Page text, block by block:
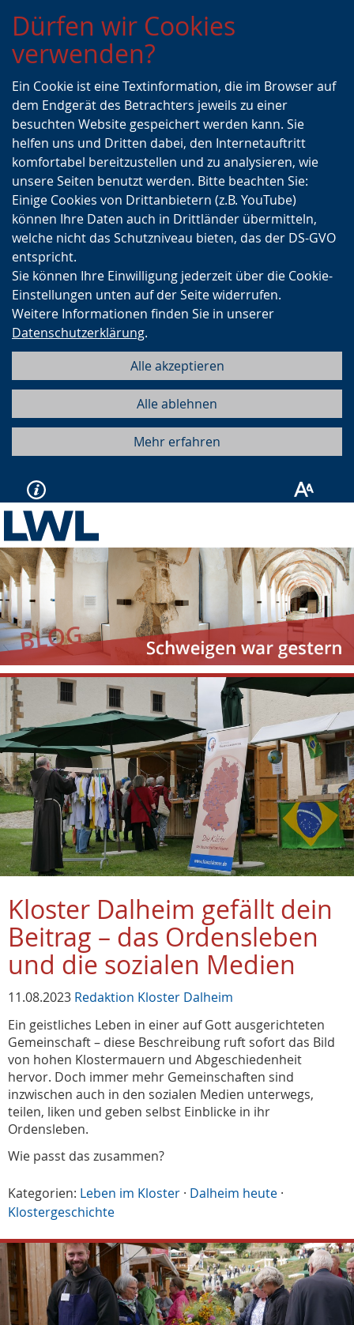
Zur
Hauptnavigation
Zur
Seitennavigation
Zum
Inhalt
Dürfen wir Cookies
verwenden?
Ein Cookie ist eine Textinformation, die im Browser auf
dem Endgerät des Betrachters jeweils zu einer
besuchten Website gespeichert werden kann. Sie
helfen uns und Dritten dabei, den Internetauftritt
komfortabel bereitzustellen und zu analysieren, wie
unsere Seiten benutzt werden. Bitte beachten Sie:
Einige Cookies von Drittanbietern (z.B. YouTube)
können Ihre Daten auch in Drittländer übermitteln,
welche nicht das Schutzniveau bieten, das der DS-GVO
entspricht.
Sie können Ihre Einwilligung jederzeit über die Cookie-
Einstellungen unten auf der Seite widerrufen.
Weitere Informationen finden Sie in unserer
Datenschutzerklärung.
Alle akzeptieren
Alle ablehnen
Mehr erfahren
Kloster Dalheim gefällt dein
Beitrag – das Ordensleben
und die sozialen Medien
11.08.2023 Redaktion Kloster Dalheim
Ein geistliches Leben in einer auf Gott ausgerichteten
Gemeinschaft – diese Beschreibung ruft sofort das Bild
von hohen Klostermauern und Abgeschiedenheit
hervor. Doch immer mehr Gemeinschaften sind
inzwischen auch in den sozialen Medien unterwegs,
teilen, liken und geben selbst Einblicke in ihr
Ordensleben.
Wie passt das zusammen?
Kategorien: Leben im Kloster · Dalheim heute ·
Klostergeschichte